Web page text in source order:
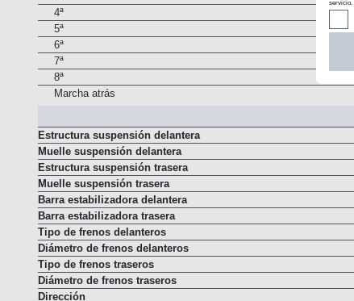
servicio.
3ª
4ª
5ª
6ª
7ª
8ª
Estructura suspensión delantera
Muelle suspensión delantera
Estructura suspensión trasera
Muelle suspensión trasera
Barra estabilizadora delantera
Barra estabilizadora trasera
Tipo de frenos delanteros
Diámetro de frenos delanteros
Tipo de frenos traseros
Diámetro de frenos traseros